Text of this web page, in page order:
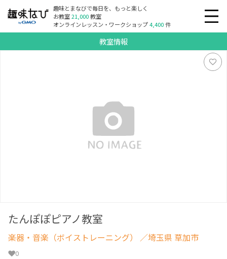
趣味とまなびで毎日を、もっと楽しく
お教室21,000教室
オンラインレッスン・ワークショップ4,400件
教室情報
たんぽぽピアノ教室
楽器・音楽（ボイストレーニング） ／埼玉県 草加市
0